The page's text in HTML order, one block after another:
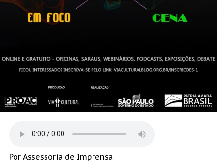
Por Assessoria de Imprensa